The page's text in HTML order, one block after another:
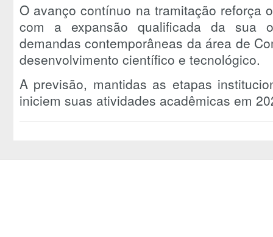
O avanço contínuo na tramitação reforça
com a expansão qualificada da sua
demandas contemporâneas da área de
desenvolvimento científico e tecnológico.
A previsão, mantidas as etapas
iniciem suas atividades acadêmicas em